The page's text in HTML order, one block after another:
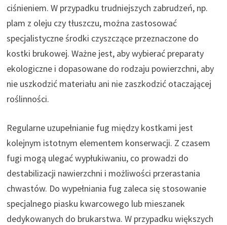
ciśnieniem. W przypadku trudniejszych zabrudzeń, np.
plam z oleju czy tłuszczu, można zastosować
specjalistyczne środki czyszczące przeznaczone do
kostki brukowej. Ważne jest, aby wybierać preparaty
ekologiczne i dopasowane do rodzaju powierzchni, aby
nie uszkodzić materiału ani nie zaszkodzić otaczającej
roślinności.
Regularne uzupełnianie fug między kostkami jest
kolejnym istotnym elementem konserwacji. Z czasem
fugi mogą ulegać wypłukiwaniu, co prowadzi do
destabilizacji nawierzchni i możliwości przerastania
chwastów. Do wypełniania fug zaleca się stosowanie
specjalnego piasku kwarcowego lub mieszanek
dedykowanych do brukarstwa. W przypadku większych